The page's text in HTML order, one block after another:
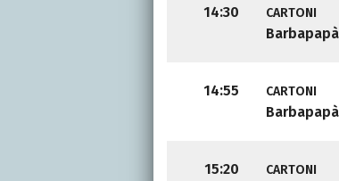
14:30 CARTONI
14:55 CARTONI
15:20 CARTONI